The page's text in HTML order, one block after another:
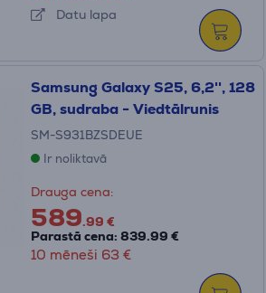
Datu lapa
Samsung Galaxy S25, 6,2'', 128
GB, sudraba - Viedtālrunis
SM-S931BZSDEUE
Ir noliktavā
Drauga cena:
589.99 €
Parastā cena: 839.99 €
10 mēneši 63 €